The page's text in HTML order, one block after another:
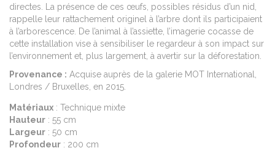
directes. La présence de ces œufs, possibles résidus d’un nid,
rappelle leur rattachement originel à l’arbre dont ils participaient
à l’arborescence. De l’animal à l’assiette, l’imagerie cocasse de
cette installation vise à sensibiliser le regardeur à son impact sur
l’environnement et, plus largement, à avertir sur la déforestation.
Provenance : Acquise auprès de la galerie MOT International,
Londres / Bruxelles, en 2015.
Matériaux : Technique mixte
Hauteur : 55 cm
Largeur : 50 cm
Profondeur : 200 cm